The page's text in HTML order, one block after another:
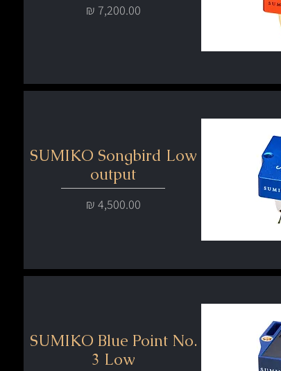
מחיר
SUMIKO Songbird Low
output
מחיר
SUMIKO Blue Point No.
3 Low